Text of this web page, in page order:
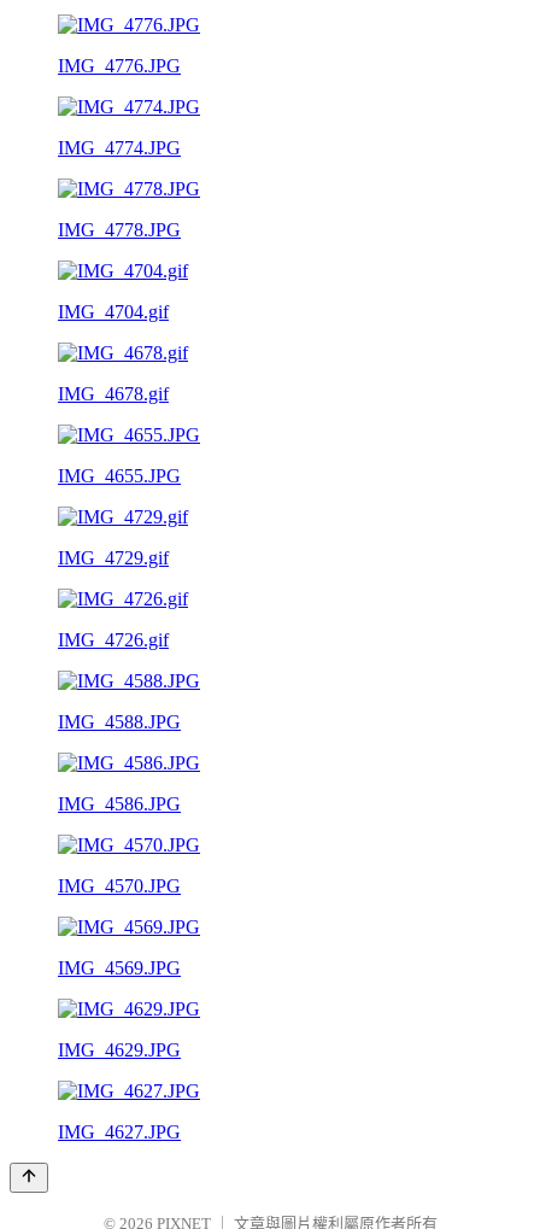
IMG_4776.JPG
IMG_4774.JPG
IMG_4778.JPG
IMG_4704.gif
IMG_4678.gif
IMG_4655.JPG
IMG_4729.gif
IMG_4726.gif
IMG_4588.JPG
IMG_4586.JPG
IMG_4570.JPG
IMG_4569.JPG
IMG_4629.JPG
IMG_4627.JPG
© 2026 PIXNET 文章與圖片權利屬原作者所有